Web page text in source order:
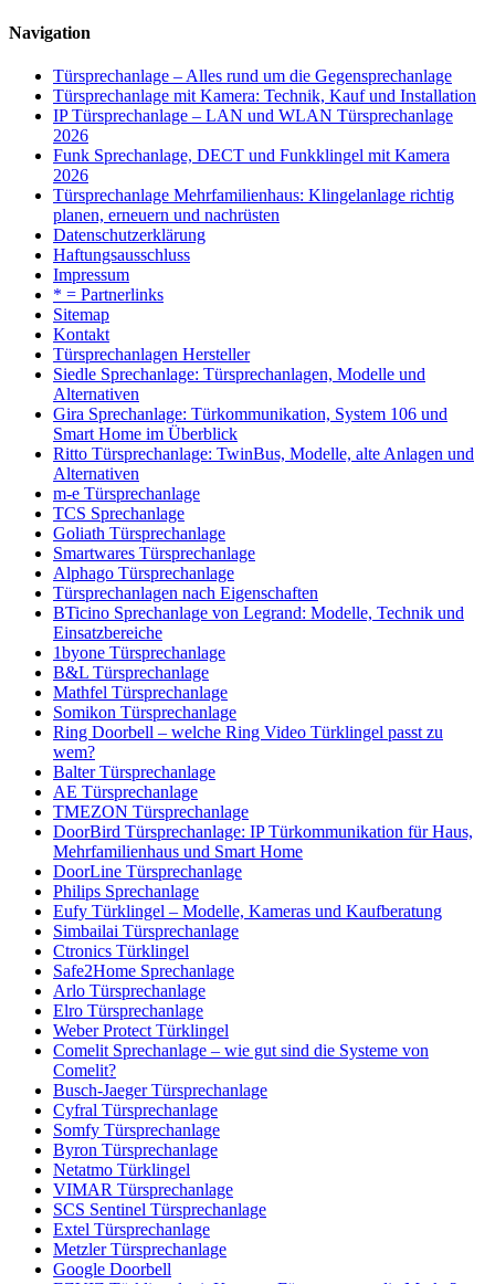
Navigation
Türsprechanlage – Alles rund um die Gegensprechanlage
Türsprechanlage mit Kamera: Technik, Kauf und Installation
IP Türsprechanlage – LAN und WLAN Türsprechanlage
2026
Funk Sprechanlage, DECT und Funkklingel mit Kamera
2026
Türsprechanlage Mehrfamilienhaus: Klingelanlage richtig
planen, erneuern und nachrüsten
Datenschutzerklärung
Haftungsausschluss
Impressum
* = Partnerlinks
Sitemap
Kontakt
Türsprechanlagen Hersteller
Siedle Sprechanlage: Türsprechanlagen, Modelle und
Alternativen
Gira Sprechanlage: Türkommunikation, System 106 und
Smart Home im Überblick
Ritto Türsprechanlage: TwinBus, Modelle, alte Anlagen und
Alternativen
m-e Türsprechanlage
TCS Sprechanlage
Goliath Türsprechanlage
Smartwares Türsprechanlage
Alphago Türsprechanlage
Türsprechanlagen nach Eigenschaften
BTicino Sprechanlage von Legrand: Modelle, Technik und
Einsatzbereiche
1byone Türsprechanlage
B&L Türsprechanlage
Mathfel Türsprechanlage
Somikon Türsprechanlage
Ring Doorbell – welche Ring Video Türklingel passt zu
wem?
Balter Türsprechanlage
AE Türsprechanlage
TMEZON Türsprechanlage
DoorBird Türsprechanlage: IP Türkommunikation für Haus,
Mehrfamilienhaus und Smart Home
DoorLine Türsprechanlage
Philips Sprechanlage
Eufy Türklingel – Modelle, Kameras und Kaufberatung
Simbailai Türsprechanlage
Ctronics Türklingel
Safe2Home Sprechanlage
Arlo Türsprechanlage
Elro Türsprechanlage
Weber Protect Türklingel
Comelit Sprechanlage – wie gut sind die Systeme von
Comelit?
Busch-Jaeger Türsprechanlage
Cyfral Türsprechanlage
Somfy Türsprechanlage
Byron Türsprechanlage
Netatmo Türklingel
VIMAR Türsprechanlage
SCS Sentinel Türsprechanlage
Extel Türsprechanlage
Metzler Türsprechanlage
Google Doorbell